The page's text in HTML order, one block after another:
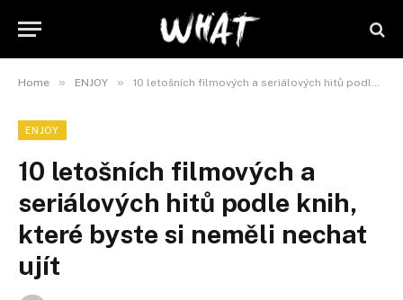
Home » ENJOY » 10 letošních filmových a seriálových hitů podle knih, které byste si neměli nechat ujít
ENJOY
10 letošních filmových a
seriálových hitů podle knih,
které byste si neměli nechat
ujít